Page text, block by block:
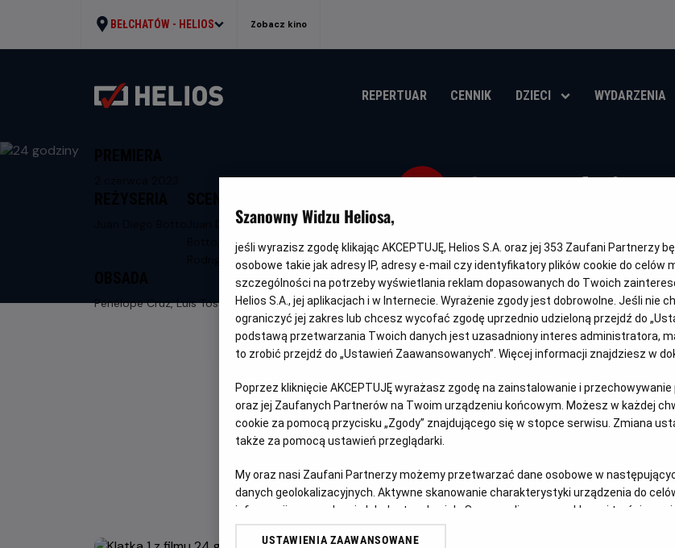
BEŁCHATÓW - HELIOS Zobacz kino
REPERTUAR CENNIK DZIECI WYDARZENIA
24 godziny
wiek
trwania
i
rok
produkcji
OBSERWUJ
Juan Diego
Botto, Olga
Penélope Cruz, Luis Tosar, Adelfa Calvo
NAPISY
OPIS FILMU
Splecione ze sobą losy trzech postaci
życie. Przejmująca opowieść o tym, jak kryzys
przyjaźni i solidarności, które mogą
Szanowny Widzu Heliosa,
jeśli wyrazisz zgodę klikając AKCEPTUJĘ, Helios S.A. oraz jej 353 Zaufani Partnerzy
osobowe takie jak adresy IP, adresy e-mail czy identyfikatory plików cookie do celów
szczególności na potrzeby wyświetlania reklam dopasowanych do Twoich
Helios S.A., jej aplikacjach i w Internecie. Wyrażenie zgody jest dobrowolne. Jeśli nie
ograniczyć jej zakres lub chcesz wycofać zgodę uprzednio udzieloną przejdź do
podstawą przetwarzania Twoich danych jest uzasadniony interes administratora,
to zrobić przejdź do „Ustawień Zaawansowanych”. Więcej informacji znajdziesz w
Poprzez kliknięcie AKCEPTUJĘ wyrażasz zgodę na zainstalowanie i przechowywanie
oraz jej Zaufanych Partnerów na Twoim urządzeniu końcowym. Możesz w każdej
cookie za pomocą przycisku „Zgody” znajdującego się w stopce serwisu. Zmiana
także za pomocą ustawień przeglądarki.
My oraz nasi Zaufani Partnerzy możemy przetwarzać dane osobowe w
danych geolokalizacyjnych. Aktywne skanowanie charakterystyki urządzenia do
informacji na urządzeniu lub dostęp do nich. Spersonalizowane reklamy i treści,
odbiorców i ulepszanie usług.
USTAWIENIA ZAAWANSOWANE